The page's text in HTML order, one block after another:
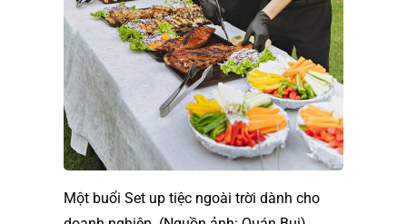
Một buổi Set up tiệc ngoài trời dành cho